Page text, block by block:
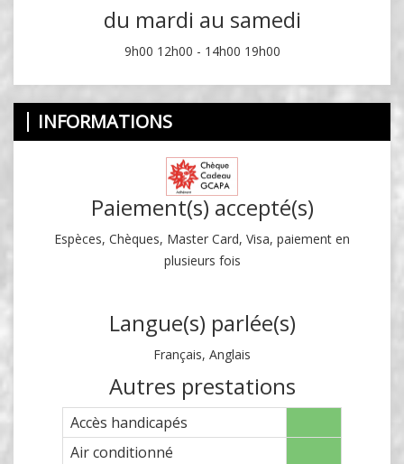
du mardi au samedi
9h00 12h00 - 14h00 19h00
INFORMATIONS
Paiement(s) accepté(s)
Espèces, Chèques, Master Card, Visa, paiement en
plusieurs fois
Langue(s) parlée(s)
Français, Anglais
Autres prestations
Accès handicapés
Air conditionné